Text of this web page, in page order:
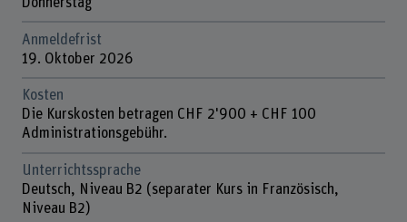
Anmeldefrist
19. Oktober 2026
Kosten
Die Kurskosten betragen CHF 2'900 + CHF 100
Administrationsgebühr.
Unterrichtssprache
Deutsch, Niveau B2 (separater Kurs in Französisch,
Niveau B2)